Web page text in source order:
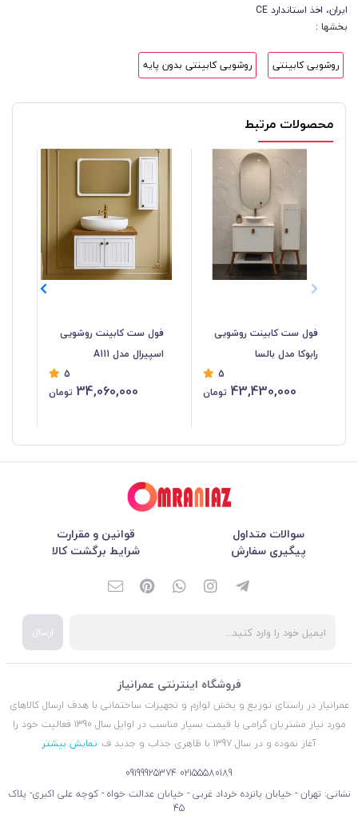
ایران، اخذ استاندارد CE
بخشها :
روشویی کابینتی روشویی کابینتی بدون پایه
محصولات مرتبط
فول ست کابینت روشویی
رابوکا مدل بالسا
5
43,430,000 تومان
فول ست کابینت روشویی
اسپیرال مدل A111
5
34,060,000 تومان
سوالات متداول
قوانین و مقرارت
پیگیری سفارش
شرایط برگشت کالا
ارسال
فروشگاه اینترنتی عمرانیاز
عمرانیاز در راستای توزیع و پخش لوازم و تجهیزات ساختمانی با هدف ارسال کالاهای
مورد نیاز مشتریان گرامی با قیمت بسیار مناسب در اوایل سال 1390 فعالیت خود را
آغاز نموده و در سال 1397 با ظاهری جذاب و جدید ف
نمایش بیشتر
02155580189
09199925374
نشانی: تهران - خیابان پانزده خرداد غربی - خیابان عدالت خواه - کوچه علی اکبری- پلاک
45